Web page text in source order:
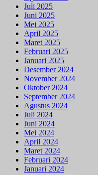
Juli 2025
Juni 2025
Mei 2025
April 2025
Maret 2025
Februari 2025
Januari 2025
Desember 2024
November 2024
Oktober 2024
September 2024
Agustus 2024
Juli 2024
Juni 2024
Mei 2024
April 2024
Maret 2024
Februari 2024
Januari 2024